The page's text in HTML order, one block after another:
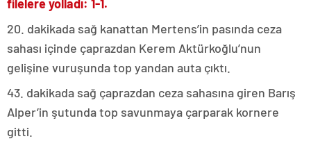
filelere yolladı: 1-1.
20. dakikada sağ kanattan Mertens’in pasında ceza
sahası içinde çaprazdan Kerem Aktürkoğlu’nun
gelişine vuruşunda top yandan auta çıktı.
43. dakikada sağ çaprazdan ceza sahasına giren Barış
Alper’in şutunda top savunmaya çarparak kornere
gitti.